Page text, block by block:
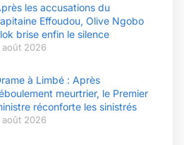
les accusations du
Effoudou, Olive Ngobo
brise enfin le silence
août 2026
à Limbé : Après
meurtrier, le Premier
réconforte les sinistrés
août 2026